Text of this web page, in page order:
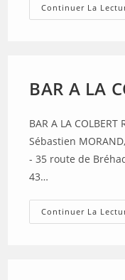
Continuer La
BAR A LA
BAR A LA
Sébastien
- 35 route de
43…
Continuer La